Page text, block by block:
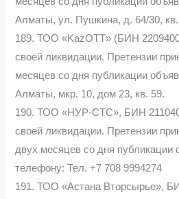
Алматы, ул. Пушкина, д. 64/30,
189. ТОО «KazOTT» (БИН
своей ликвидации. Претензии
месяцев со дня публикации
Алматы, мкр. 10, дом 23, кв. 59.
190. ТОО «НУР-СТС», БИН
своей ликвидации. Претензии
двух месяцев со дня публикации
телефону: Тел. +7 708 9994274
191. ТОО «Астана Вторсырье»,